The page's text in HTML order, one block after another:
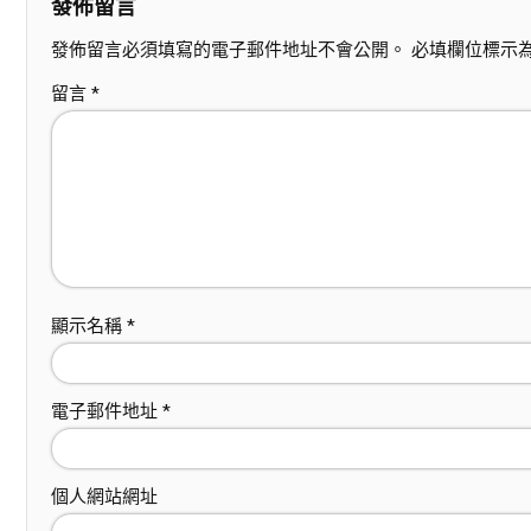
發佈留言
發佈留言必須填寫的電子郵件地址不會公開。 必填欄位標示
留言 *
顯示名稱 *
電子郵件地址 *
個人網站網址